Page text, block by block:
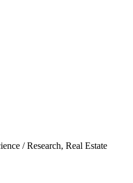
/ Research, Real Estate